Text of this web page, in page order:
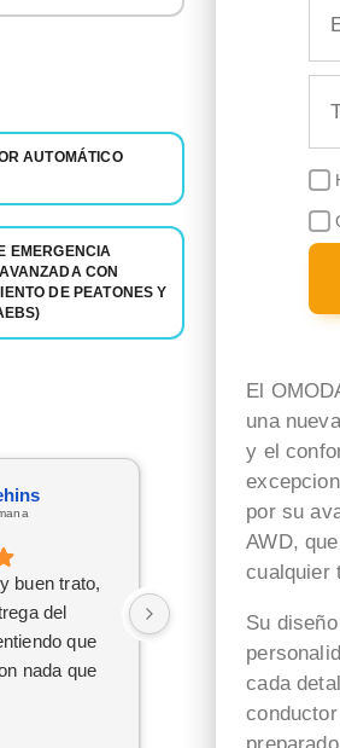
El
una
y el
por su
AWD,
cualquier
Su
cada
AUTOMÁTICO
EMERGENCIA
CON
DE PEATONES Y
buen trato,
del
que
nada que
alan azcuna
hace 2 semanas
Una experiencia
resolvieron todas
y gcon un trato
especial Jaime.